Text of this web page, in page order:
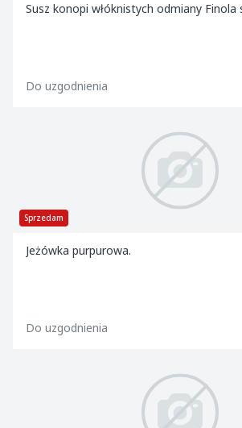
Susz konopi włóknistych
Do uzgodnienia
Sprzedam
Jeżówka purpurowa.
Do uzgodnienia